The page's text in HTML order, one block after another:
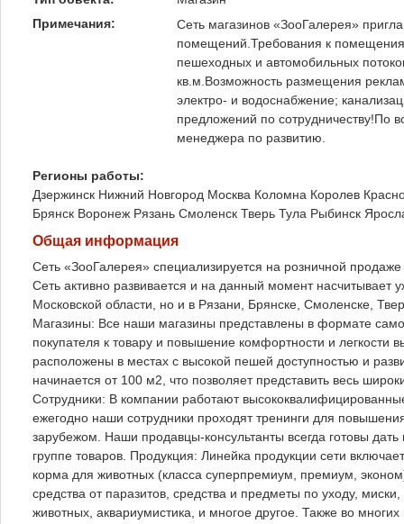
Примечания:
Сеть магазинов «ЗооГалерея»
помещений.Требования к
пешеходных и автомобильных
кв.м.Возможность размещения
электро- и водоснабжение;
предложений по сотрудничеству!По
менеджера по развитию.
Регионы работы:
Дзержинск Нижний Новгород Москва Коломна Королев
Брянск Воронеж Рязань Смоленск Тверь Тула Рыбинск
Общая информация
Сеть «ЗооГалерея» специализируется на розничной
Сеть активно развивается и на данный момент насчитывает
Московской области, но и в Рязани, Брянске, Смоленске,
Магазины: Все наши магазины представлены в формате
покупателя к товару и повышение комфортности и легкости
расположены в местах с высокой пешей доступностью и
начинается от 100 м2, что позволяет представить весь
Сотрудники: В компании работают
ежегодно наши сотрудники проходят тренинги для
зарубежом. Наши продавцы-консультанты всегда готовы
группе товаров. Продукция: Линейка продукции сети
корма для животных (класса суперпремиум, премиум,
средства от паразитов, средства и предметы по уходу,
животных, аквариумистика, и многое другое. Также во